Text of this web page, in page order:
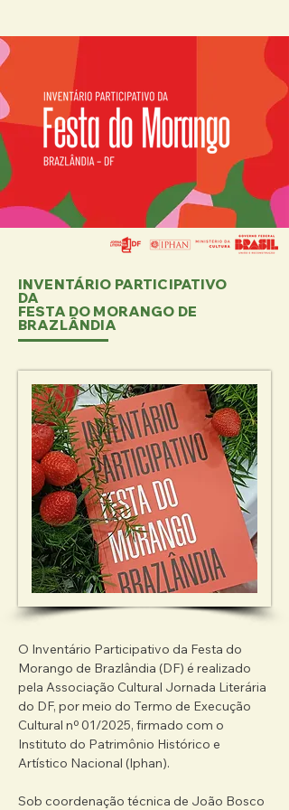
INVENTÁRIO PARTICIPATIVO
DA
FESTA DO MORANGO DE
BRAZLÂNDIA
O Inventário Participativo da Festa do
Morango de Brazlândia (DF) é realizado
pela Associação Cultural Jornada Literária
do DF, por meio do Termo de Execução
Cultural nº 01/2025, firmado com o
Instituto do Patrimônio Histórico e
Artístico Nacional (Iphan).
​Sob coordenação técnica de João Bosco